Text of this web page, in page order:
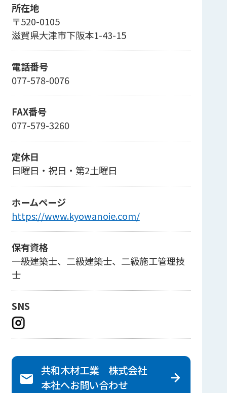
所在地
〒520-0105
滋賀県大津市下阪本1-43-15
電話番号
077-578-0076
FAX番号
077-579-3260
定休日
日曜日・祝日・第2土曜日
ホームページ
https://www.kyowanoie.com/
保有資格
一級建築士、二級建築士、二級施工管理技
士
SNS
共和木材工業 株式会社
本社へお問い合わせ